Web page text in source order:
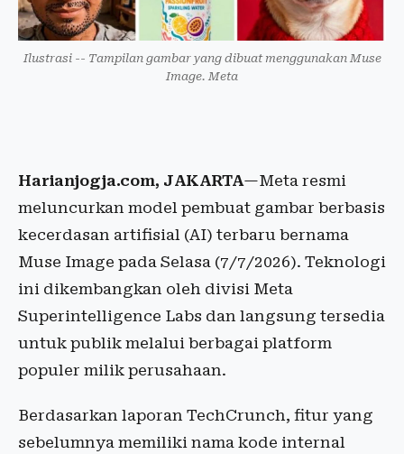
Ilustrasi -- Tampilan gambar yang dibuat menggunakan Muse
Image. Meta
Harianjogja.com, JAKARTA—Meta resmi
meluncurkan model pembuat gambar berbasis
kecerdasan artifisial (AI) terbaru bernama
Muse Image pada Selasa (7/7/2026). Teknologi
ini dikembangkan oleh divisi Meta
Superintelligence Labs dan langsung tersedia
untuk publik melalui berbagai platform
populer milik perusahaan.
Berdasarkan laporan TechCrunch, fitur yang
sebelumnya memiliki nama kode internal